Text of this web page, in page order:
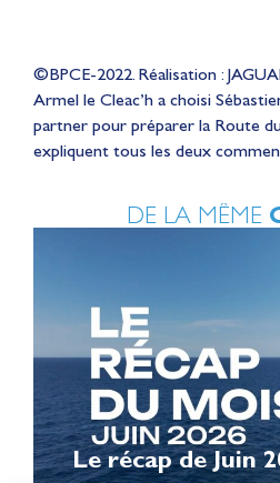
©BPCE-2022. Réalisation :
Armel le Cleac’h a choisi
partner pour préparer la Route
expliquent tous les deux
DE LA MÊME
Le récap de Juin